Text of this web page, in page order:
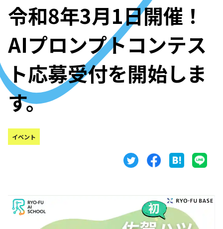
令和8年3月1日開催！
AIプロンプトコンテス
ト応募受付を開始しま
す。
イベント